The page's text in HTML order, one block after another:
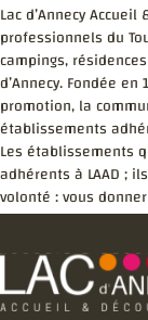
Lac d’Annecy
professionnels du
campings,
d’Annecy. Fondée
promotion, la
établissements
Les établissements
adhérents à LAAD ;
volonté : vous